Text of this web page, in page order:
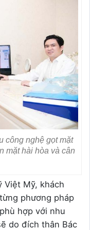
công nghệ gọt mặt
mặt hài hòa và cân
Việt Mỹ, khách
phương pháp
hợp với nhu
do đích thân Bác